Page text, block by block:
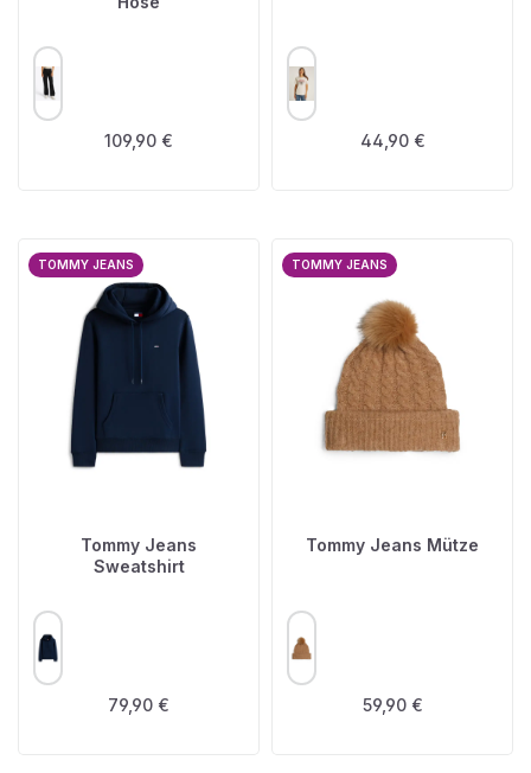
FARBE
Regulärer Preis:
109,90 €
FARBE
Regulärer Preis:
44,90 €
TOMMY JEANS
Tommy Jeans
Sweatshirt
FARBE
Regulärer Preis:
79,90 €
TOMMY JEANS
Tommy Jeans Mütze
FARBE
Regulärer Preis:
59,90 €